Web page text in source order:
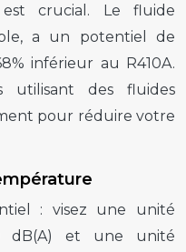
est crucial. Le fluide
a un potentiel de
inférieur au R410A.
utilisant des fluides
pour réduire votre
: visez une unité
dB(A) et une unité